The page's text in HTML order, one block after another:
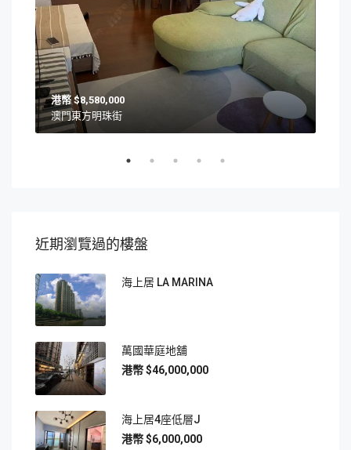
$8,580,000
澳門東方明珠街
近期瀏覽過的樓盤
海上居 LA MARINA
萬國華庭地舖
$46,000,000
海上居4座低層J
$6,000,000